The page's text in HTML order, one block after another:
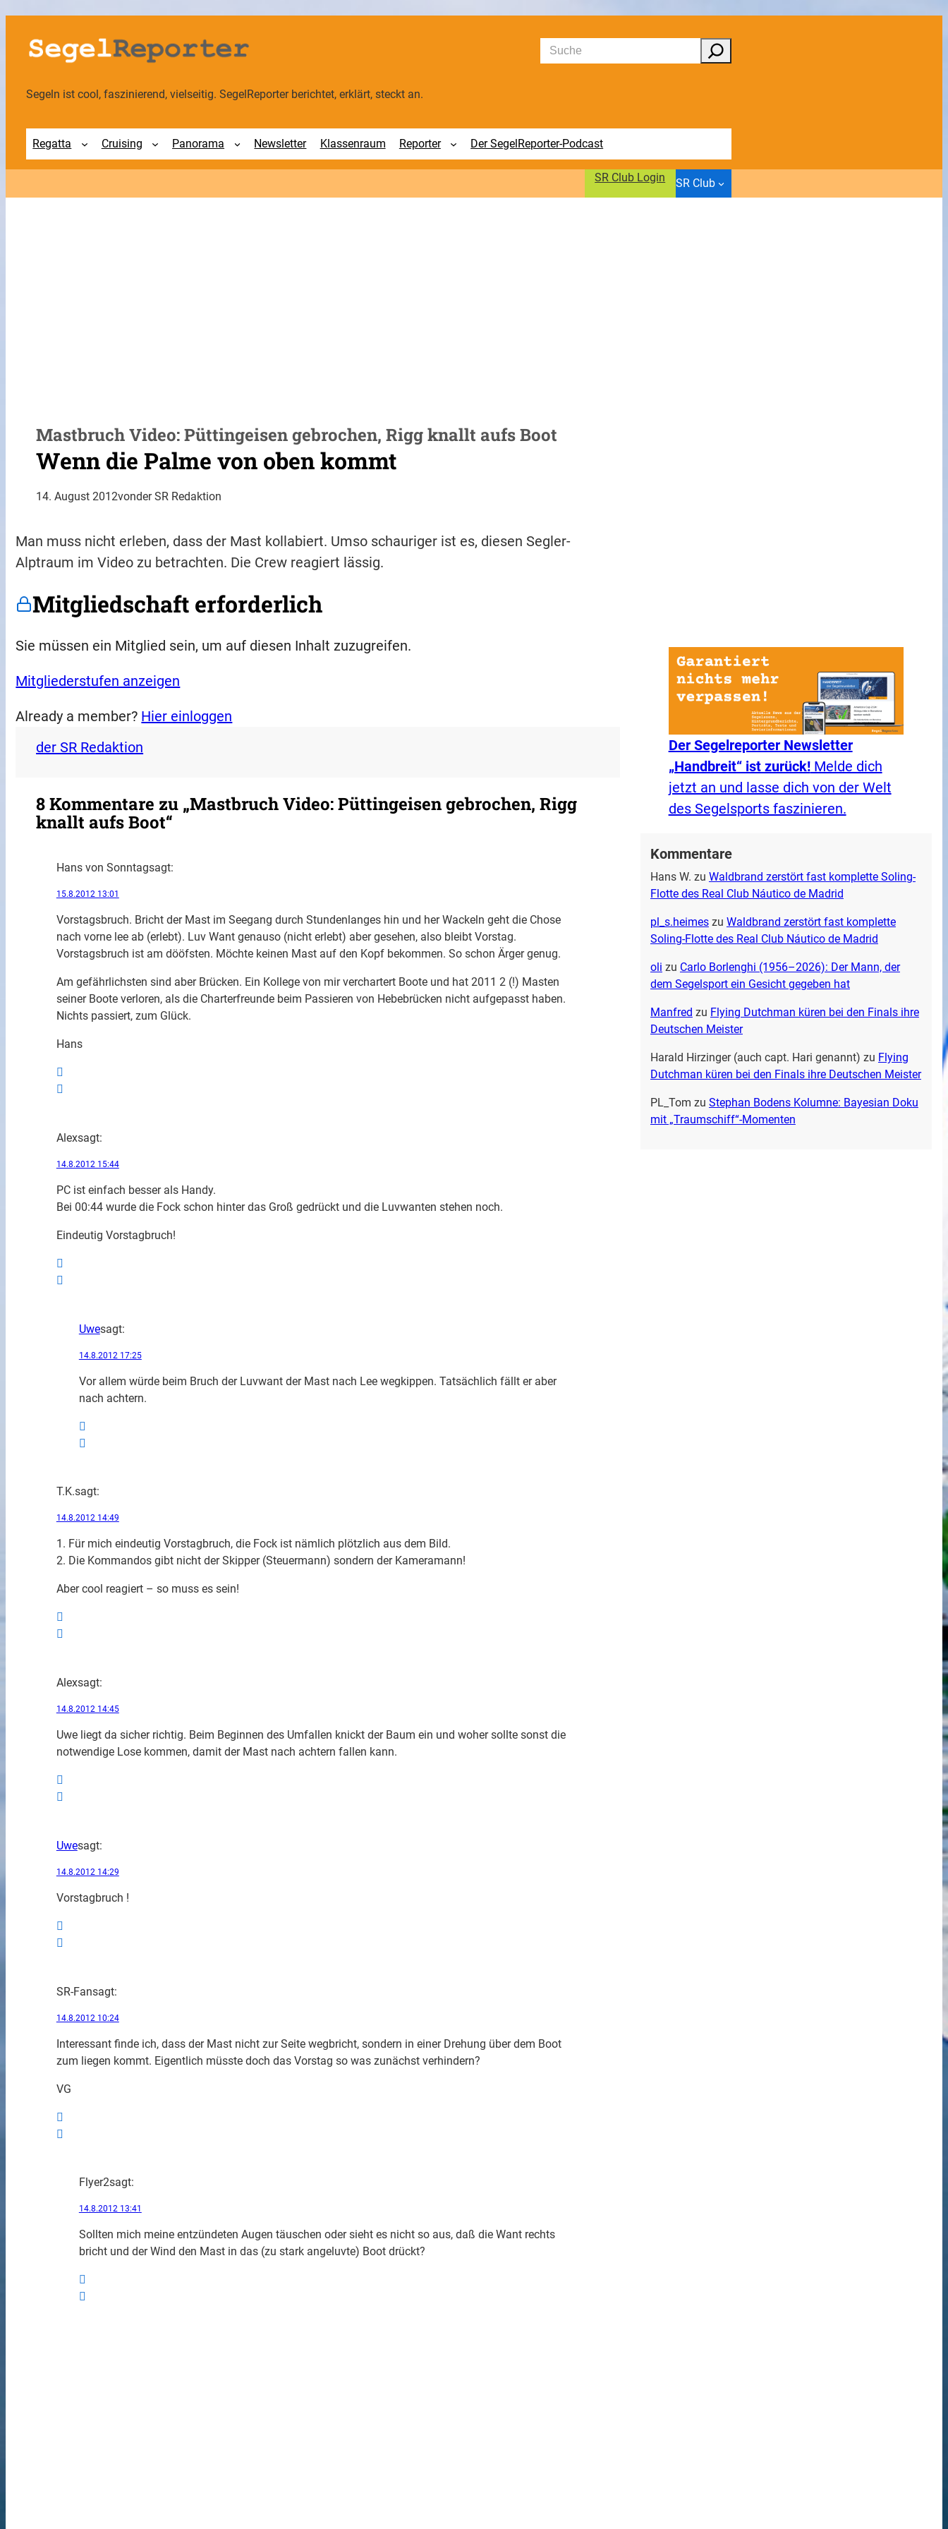
Zum
Inhalt
springen
Suchen
Segeln ist cool, faszinierend, vielseitig. SegelReporter berichtet, erklärt, steckt an.
Regatta Cruising Panorama Newsletter Klassenraum Reporter Der SegelReporter-Podcast
SR Club Login SR Club
Mastbruch Video: Püttingeisen gebrochen, Rigg knallt aufs Boot
Wenn die Palme von oben kommt
14. August 2012vonder SR Redaktion
Man muss nicht erleben, dass der Mast kollabiert. Umso schauriger ist es, diesen Segler-
Alptraum im Video zu betrachten. Die Crew reagiert lässig.
Mitgliedschaft erforderlich
Sie müssen ein Mitglied sein, um auf diesen Inhalt zuzugreifen.
Mitgliederstufen anzeigen
Already a member? Hier einloggen
der SR Redaktion
8 Kommentare zu „Mastbruch Video: Püttingeisen gebrochen, Rigg
knallt aufs Boot“
Hans von Sonntagsagt:
15.8.2012 13:01
Vorstagsbruch. Bricht der Mast im Seegang durch Stundenlanges hin und her Wackeln geht die Chose
nach vorne lee ab (erlebt). Luv Want genauso (nicht erlebt) aber gesehen, also bleibt Vorstag.
Vorstagsbruch ist am dööfsten. Möchte keinen Mast auf den Kopf bekommen. So schon Ärger genug.
Am gefährlichsten sind aber Brücken. Ein Kollege von mir verchartert Boote und hat 2011 2 (!) Masten
seiner Boote verloren, als die Charterfreunde beim Passieren von Hebebrücken nicht aufgepasst haben.
Nichts passiert, zum Glück.
Hans
Alexsagt:
14.8.2012 15:44
PC ist einfach besser als Handy.
Bei 00:44 wurde die Fock schon hinter das Groß gedrückt und die Luvwanten stehen noch.
Eindeutig Vorstagbruch!
Uwesagt:
14.8.2012 17:25
Vor allem würde beim Bruch der Luvwant der Mast nach Lee wegkippen. Tatsächlich fällt er aber
nach achtern.
T.K.sagt:
14.8.2012 14:49
1. Für mich eindeutig Vorstagbruch, die Fock ist nämlich plötzlich aus dem Bild.
2. Die Kommandos gibt nicht der Skipper (Steuermann) sondern der Kameramann!
Aber cool reagiert – so muss es sein!
Alexsagt:
14.8.2012 14:45
Uwe liegt da sicher richtig. Beim Beginnen des Umfallen knickt der Baum ein und woher sollte sonst die
notwendige Lose kommen, damit der Mast nach achtern fallen kann.
Uwesagt:
14.8.2012 14:29
Vorstagbruch !
SR-Fansagt:
14.8.2012 10:24
Interessant finde ich, dass der Mast nicht zur Seite wegbricht, sondern in einer Drehung über dem Boot
zum liegen kommt. Eigentlich müsste doch das Vorstag so was zunächst verhindern?
VG
Flyer2sagt:
14.8.2012 13:41
Sollten mich meine entzündeten Augen täuschen oder sieht es nicht so aus, daß die Want rechts
bricht und der Wind den Mast in das (zu stark angeluvte) Boot drückt?
Der Segelreporter Newsletter
„Handbreit“ ist zurück!Melde dich
jetzt an und lasse dich von der Welt
des Segelsports faszinieren.
Kommentare
Hans W. zu Waldbrand zerstört fast komplette Soling-
Flotte des Real Club Náutico de Madrid
pl_s.heimeszu Waldbrand zerstört fast komplette
Soling-Flotte des Real Club Náutico de Madrid
oli zu Carlo Borlenghi (1956–2026): Der Mann, der
dem Segelsport ein Gesicht gegeben hat
Manfred zu Flying Dutchman küren bei den Finals ihre
Deutschen Meister
Harald Hirzinger (auch capt. Hari genannt) zu Flying
Dutchman küren bei den Finals ihre Deutschen Meister
PL_Tom zu Stephan Bodens Kolumne: Bayesian Doku
mit „Traumschiff“-Momenten